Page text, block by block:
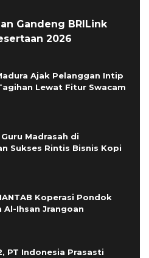
Gandeng BRILink
2026
Ajak Pelanggan Intip
Lewat Fitur Swacam
Madrasah di
Sukses Rintis Bisnis Kopi
Koperasi Pondok
Al-Ihsan Jrangoan
PT Indonesia Prasasti